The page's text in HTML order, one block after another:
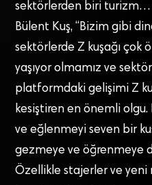
sektörlerden biri turizm…
Bülent Kuş, “Bizim gibi
sektörlerde Z kuşağı çok
yaşıyor olmamız ve
platformdaki gelişimi Z
kesiştiren en önemli olgu.
ve eğlenmeyi seven bir
gezmeye ve öğrenmeye
Özellikle stajerler ve yeni